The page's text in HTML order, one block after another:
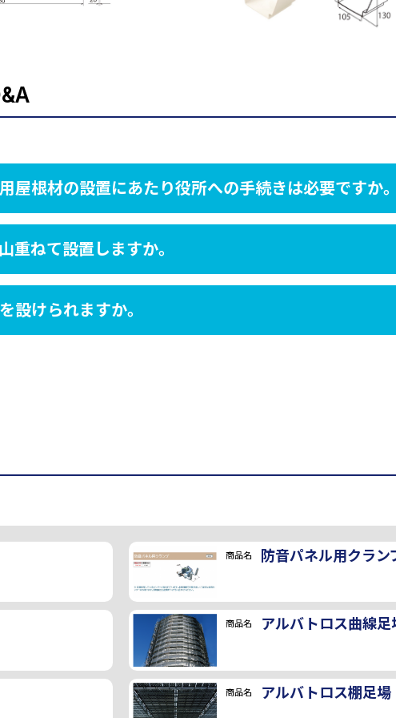
屋根材の設置にあたり役所への手続きは必要ですか。
重ねて設置しますか。
設けられますか。
商品名 防音パネル用クラン
商品名 アルバトロス曲線足
商品名 アルバトロス棚足場